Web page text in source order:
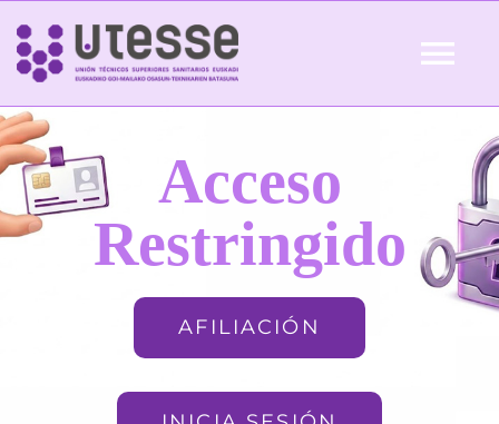
Skip
content
Inicio
QUIÉNES SOMOS Acceso
Restringido
AFILIACIÓN